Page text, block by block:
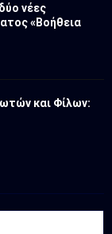
νέες
«Βοήθεια
και Φίλων: